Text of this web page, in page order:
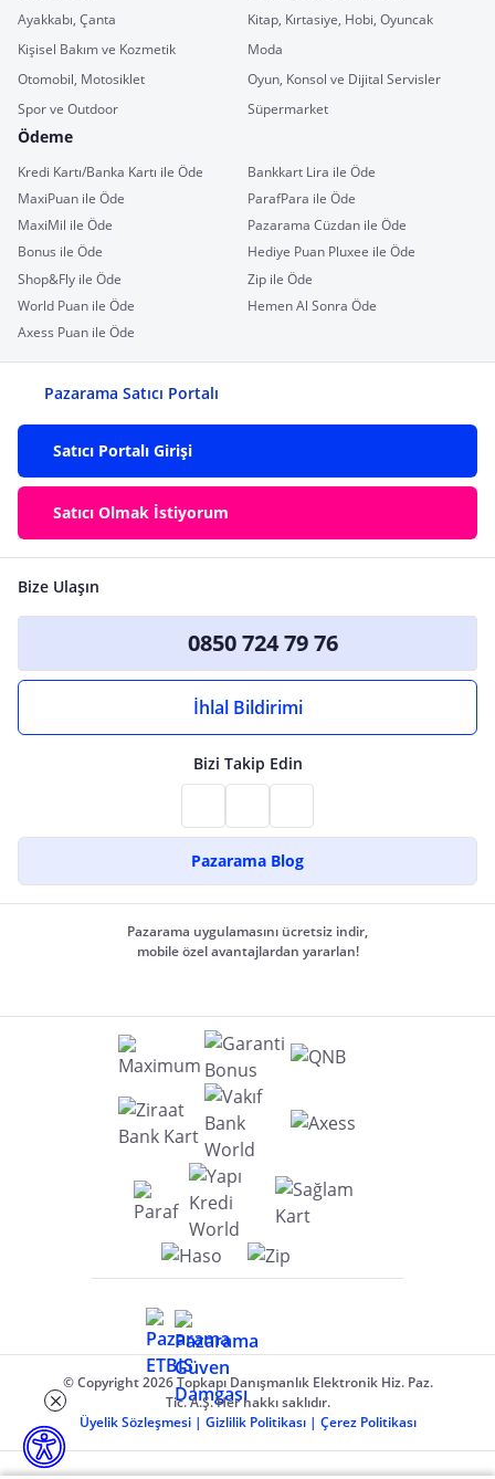
Ayakkabı, Çanta
Kitap, Kırtasiye, Hobi, Oyuncak
Kişisel Bakım ve Kozmetik
Moda
Otomobil, Motosiklet
Oyun, Konsol ve Dijital Servisler
Spor ve Outdoor
Süpermarket
Ödeme
Kredi Kartı/Banka Kartı ile Öde
Bankkart Lira ile Öde
MaxiPuan ile Öde
ParafPara ile Öde
MaxiMil ile Öde
Pazarama Cüzdan ile Öde
Bonus ile Öde
Hediye Puan Pluxee ile Öde
Shop&Fly ile Öde
Zip ile Öde
World Puan ile Öde
Hemen Al Sonra Öde
Axess Puan ile Öde
Pazarama Satıcı Portalı
Satıcı Portalı Girişi
Satıcı Olmak İstiyorum
Bize Ulaşın
0850 724 79 76
İhlal Bildirimi
Bizi Takip Edin
Pazarama Blog
Pazarama uygulamasını ücretsiz indir,
mobile özel avantajlardan yararlan!
© Copyright 2026 Topkapı Danışmanlık Elektronik Hiz. Paz.
Tic. A.Ş. Her hakkı saklıdır.
Üyelik Sözleşmesi | Gizlilik Politikası | Çerez Politikası